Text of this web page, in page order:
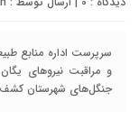
سرپرست اداره منابع
و مراقبت نیروهای
جنگل‌های شهرستان